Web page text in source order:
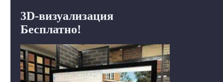
3D-визуализация
Бесплатно!